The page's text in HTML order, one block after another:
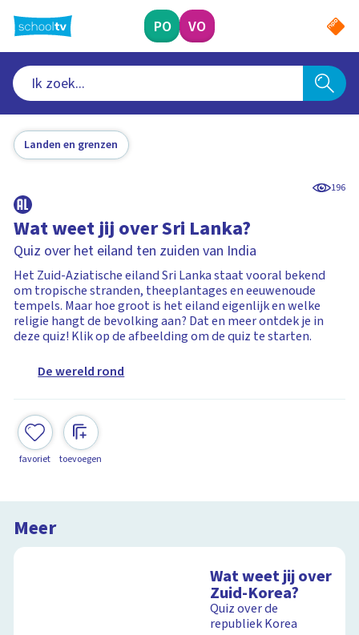
naar
hoofdinhoud
PO VO
Landen en grenzen
196
Wat weet jij over Sri Lanka?
Quiz over het eiland ten zuiden van India
Het Zuid-Aziatische eiland Sri Lanka staat vooral bekend
om tropische stranden, theeplantages en eeuwenoude
tempels. Maar hoe groot is het eiland eigenlijk en welke
religie hangt de bevolking aan? Dat en meer ontdek je in
deze quiz! Klik op de afbeelding om de quiz te starten.
De wereld rond
favoriet toevoegen
Meer
Wat weet jij over
Zuid-Korea?
Quiz over de
republiek Korea